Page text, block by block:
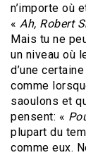
n’importe où
« Ah, Robert
Mais tu ne
un niveau où
d’une
comme
saoulons et
pensent: «
plupart du
comme eux.